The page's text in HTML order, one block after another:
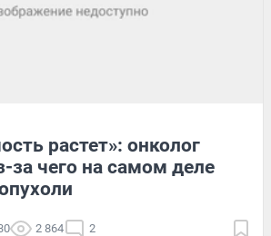
растет»: онколог
за чего на самом деле
2 864 2